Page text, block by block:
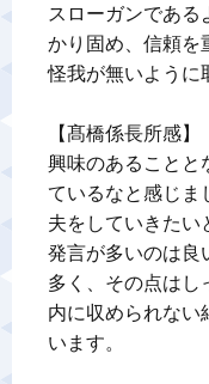
スローガンである
かり固め、信頼を
怪我が無いように
【髙橋係長所感】
興味のあることと
ているなと感じま
夫をしていきたい
発言が多いのは良
多く、その点はし
内に収められない
います。